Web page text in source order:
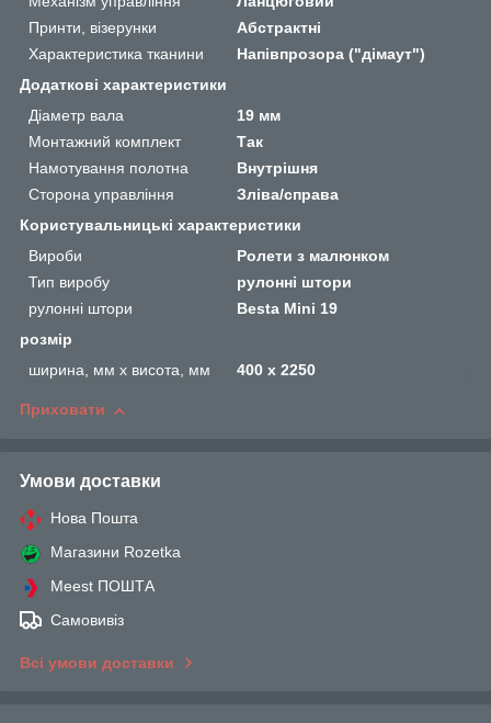
Принти, візерунки
Абстрактні
Характеристика тканини
Напівпрозора ("дімаут")
Додаткові характеристики
Діаметр вала
19 мм
Монтажний комплект
Так
Намотування полотна
Внутрішня
Сторона управління
Зліва/справа
Користувальницькі характеристики
Вироби
Ролети з малюнком
Тип виробу
рулонні штори
рулонні штори
Besta Mini 19
розмір
ширина, мм х висота, мм
400 х 2250
Приховати
Умови доставки
Нова Пошта
Магазини Rozetka
Meest ПОШТА
Самовивіз
Всі умови доставки